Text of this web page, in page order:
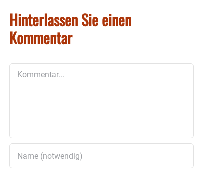
Hinterlassen Sie einen
Kommentar